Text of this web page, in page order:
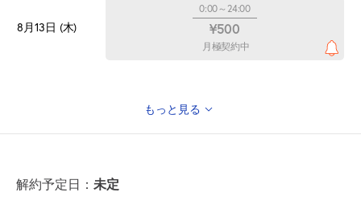
8月13日 (木)
0:00～24:00
¥500
月極契約中
もっと見る
解約予定日： 未定